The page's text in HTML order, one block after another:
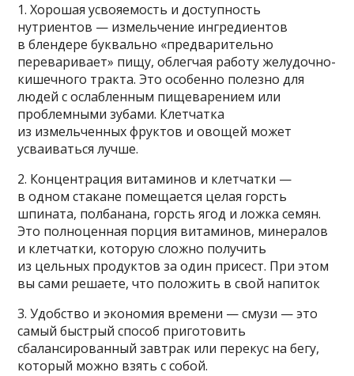
1. Хорошая усвояемость и доступность
нутриентов — измельчение ингредиентов
в блендере буквально «предварительно
переваривает» пищу, облегчая работу желудочно-
кишечного тракта. Это особенно полезно для
людей с ослабленным пищеварением или
проблемными зубами. Клетчатка
из измельченных фруктов и овощей может
усваиваться лучше.
2. Концентрация витаминов и клетчатки —
в одном стакане помещается целая горсть
шпината, полбанана, горсть ягод и ложка семян.
Это полноценная порция витаминов, минералов
и клетчатки, которую сложно получить
из цельных продуктов за один присест. При этом
вы сами решаете, что положить в свой напиток
3. Удобство и экономия времени — смузи — это
самый быстрый способ приготовить
сбалансированный завтрак или перекус на бегу,
который можно взять с собой.